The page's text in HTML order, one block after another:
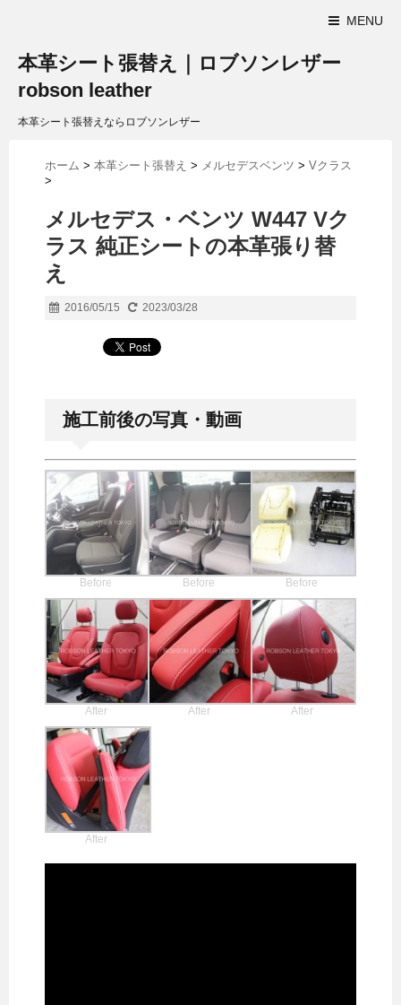
MENU
本革シート張替え｜ロブソンレザー
robson leather
本革シート張替えならロブソンレザー
ホーム > 本革シート張替え > メルセデスベンツ > Vクラス
>
メルセデス・ベンツ W447 Vク
ラス 純正シートの本革張り替
え
2016/05/15 2023/03/28
施工前後の写真・動画
Before Before Before
After After After
After